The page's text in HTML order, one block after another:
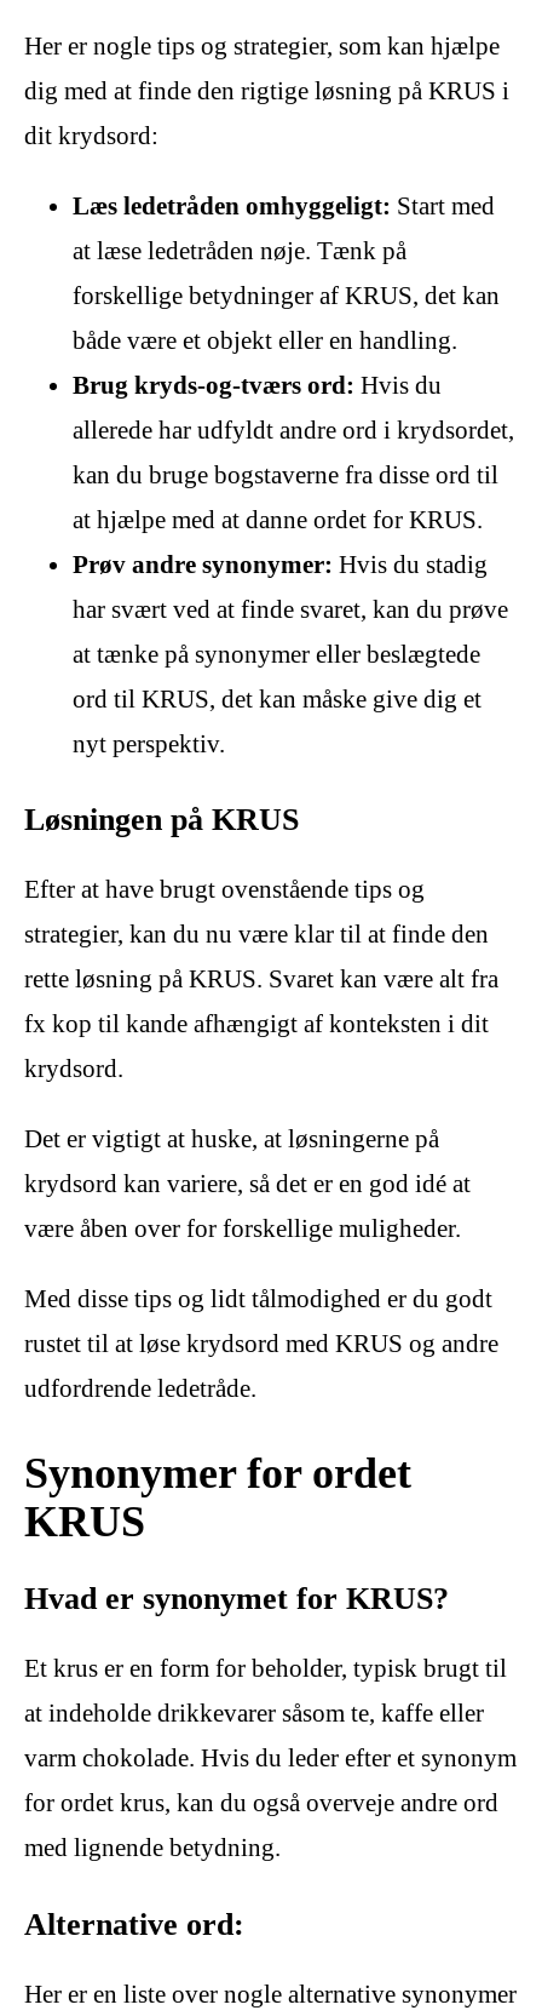
Her er nogle tips og strategier, som kan hjælpe
dig med at finde den rigtige løsning på KRUS i
dit krydsord:
Læs ledetråden omhyggeligt: Start med
at læse ledetråden nøje. Tænk på
forskellige betydninger af KRUS, det kan
både være et objekt eller en handling.
Brug kryds-og-tværs ord: Hvis du
allerede har udfyldt andre ord i krydsordet,
kan du bruge bogstaverne fra disse ord til
at hjælpe med at danne ordet for KRUS.
Prøv andre synonymer: Hvis du stadig
har svært ved at finde svaret, kan du prøve
at tænke på synonymer eller beslægtede
ord til KRUS, det kan måske give dig et
nyt perspektiv.
Løsningen på KRUS
Efter at have brugt ovenstående tips og
strategier, kan du nu være klar til at finde den
rette løsning på KRUS. Svaret kan være alt fra
fx kop til kande afhængigt af konteksten i dit
krydsord.
Det er vigtigt at huske, at løsningerne på
krydsord kan variere, så det er en god idé at
være åben over for forskellige muligheder.
Med disse tips og lidt tålmodighed er du godt
rustet til at løse krydsord med KRUS og andre
udfordrende ledetråde.
Synonymer for ordet
KRUS
Hvad er synonymet for KRUS?
Et krus er en form for beholder, typisk brugt til
at indeholde drikkevarer såsom te, kaffe eller
varm chokolade. Hvis du leder efter et synonym
for ordet krus, kan du også overveje andre ord
med lignende betydning.
Alternative ord:
Her er en liste over nogle alternative synonymer